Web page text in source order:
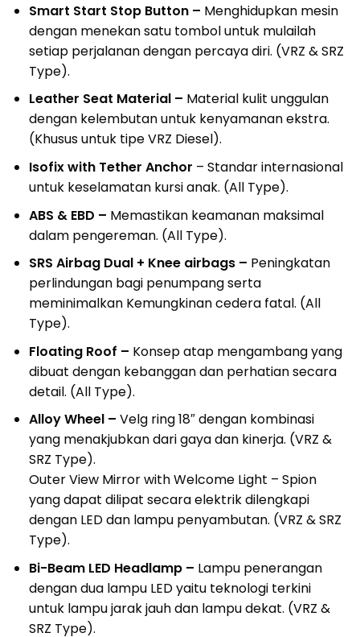
Smart Start Stop Button – Menghidupkan mesin
dengan menekan satu tombol untuk mulailah
setiap perjalanan dengan percaya diri. (VRZ & SRZ
Type).
Leather Seat Material – Material kulit unggulan
dengan kelembutan untuk kenyamanan ekstra.
(Khusus untuk tipe VRZ Diesel).
Isofix with Tether Anchor – Standar internasional
untuk keselamatan kursi anak. (All Type).
ABS & EBD – Memastikan keamanan maksimal
dalam pengereman. (All Type).
SRS Airbag Dual + Knee airbags – Peningkatan
perlindungan bagi penumpang serta
meminimalkan Kemungkinan cedera fatal. (All
Type).
Floating Roof – Konsep atap mengambang yang
dibuat dengan kebanggan dan perhatian secara
detail. (All Type).
Alloy Wheel – Velg ring 18″ dengan kombinasi
yang menakjubkan dari gaya dan kinerja. (VRZ &
SRZ Type).
Outer View Mirror with Welcome Light – Spion
yang dapat dilipat secara elektrik dilengkapi
dengan LED dan lampu penyambutan. (VRZ & SRZ
Type).
Bi-Beam LED Headlamp – Lampu penerangan
dengan dua lampu LED yaitu teknologi terkini
untuk lampu jarak jauh dan lampu dekat. (VRZ &
SRZ Type).